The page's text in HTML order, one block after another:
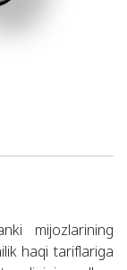
mijozlarining
haqi tariflariga